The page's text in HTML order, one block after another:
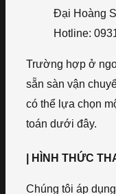
Đại Hoàng
Hotline:
Trường hợp ở
sẵn sàn vận
có thể lựa chọn
toán dưới đây.
| HÌNH THỨC
Chúng tôi áp